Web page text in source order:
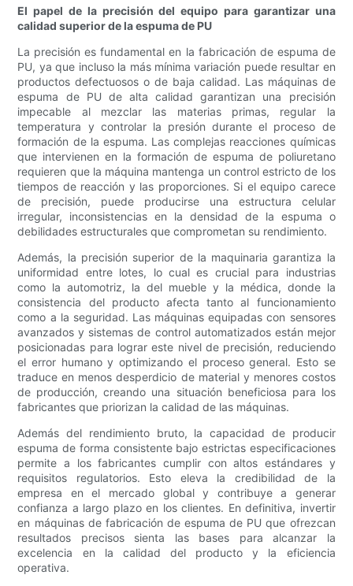
El papel de la precisión del equipo para garantizar una
calidad superior de la espuma de PU
La precisión es fundamental en la fabricación de espuma de
PU, ya que incluso la más mínima variación puede resultar en
productos defectuosos o de baja calidad. Las máquinas de
espuma de PU de alta calidad garantizan una precisión
impecable al mezclar las materias primas, regular la
temperatura y controlar la presión durante el proceso de
formación de la espuma. Las complejas reacciones químicas
que intervienen en la formación de espuma de poliuretano
requieren que la máquina mantenga un control estricto de los
tiempos de reacción y las proporciones. Si el equipo carece
de precisión, puede producirse una estructura celular
irregular, inconsistencias en la densidad de la espuma o
debilidades estructurales que comprometan su rendimiento.
Además, la precisión superior de la maquinaria garantiza la
uniformidad entre lotes, lo cual es crucial para industrias
como la automotriz, la del mueble y la médica, donde la
consistencia del producto afecta tanto al funcionamiento
como a la seguridad. Las máquinas equipadas con sensores
avanzados y sistemas de control automatizados están mejor
posicionadas para lograr este nivel de precisión, reduciendo
el error humano y optimizando el proceso general. Esto se
traduce en menos desperdicio de material y menores costos
de producción, creando una situación beneficiosa para los
fabricantes que priorizan la calidad de las máquinas.
Además del rendimiento bruto, la capacidad de producir
espuma de forma consistente bajo estrictas especificaciones
permite a los fabricantes cumplir con altos estándares y
requisitos regulatorios. Esto eleva la credibilidad de la
empresa en el mercado global y contribuye a generar
confianza a largo plazo en los clientes. En definitiva, invertir
en máquinas de fabricación de espuma de PU que ofrezcan
resultados precisos sienta las bases para alcanzar la
excelencia en la calidad del producto y la eficiencia
operativa.